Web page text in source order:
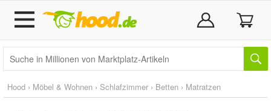
Hood › Möbel & Wohnen › Schlafzimmer › Betten › Matratzen